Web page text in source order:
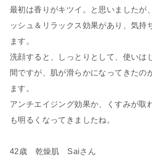
最初は香りがキツイ。と思いましたが
ッシュ＆リラックス効果があり、気持
ます。
洗顔すると、しっとりとして、使いは
間ですが、肌が滑らかになってきたの
ます。
アンチエイジング効果か、くすみが取
も明るくなってきましたね。
42歳 乾燥肌 Saiさん